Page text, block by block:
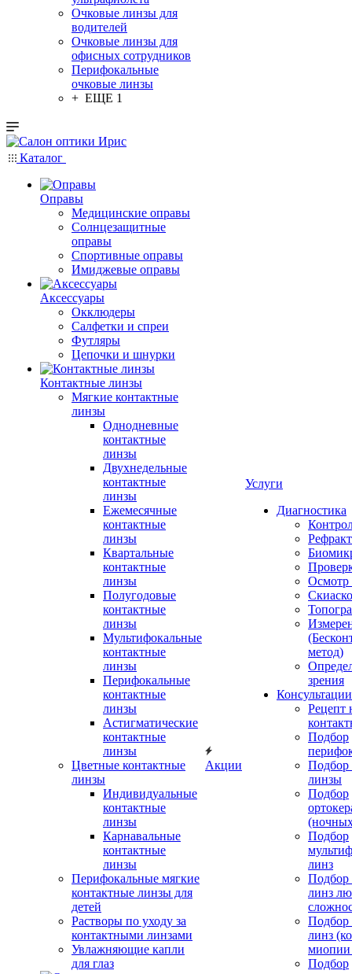
Очковые линзы для
водителей
Очковые линзы для
офисных сотрудников
Перифокальные
очковые линзы
+ ЕЩЕ 1
Каталог
Оправы
Медицинские оправы
Солнцезащитные
оправы
Спортивные оправы
Имиджевые оправы
Аксессуары
Окклюдеры
Салфетки и спреи
Футляры
Цепочки и шнурки
Контактные линзы
Мягкие контактные
линзы
Однодневные
контактные
линзы
Двухнедельные
контактные
линзы
Ежемесячные
контактные
линзы
Квартальные
контактные
линзы
Полугодовые
контактные
линзы
Мультифокальные
контактные
линзы
Перифокальные
контактные
линзы
Астигматические
контактные
линзы
Цветные контактные
линзы
Индивидуальные
контактные
линзы
Карнавальные
контактные
линзы
Перифокальные мягкие
контактные линзы для
детей
Растворы по уходу за
контактными линзами
Увлажняющие капли
для глаз
Акции
Услуги
Диагностика
Осмотр
метод)
зрения
Рецепт
Подбор
Подбор
линзы
Подбор
Подбор
линз
Подбор
линз
Подбор
линз
миопии
Подбор